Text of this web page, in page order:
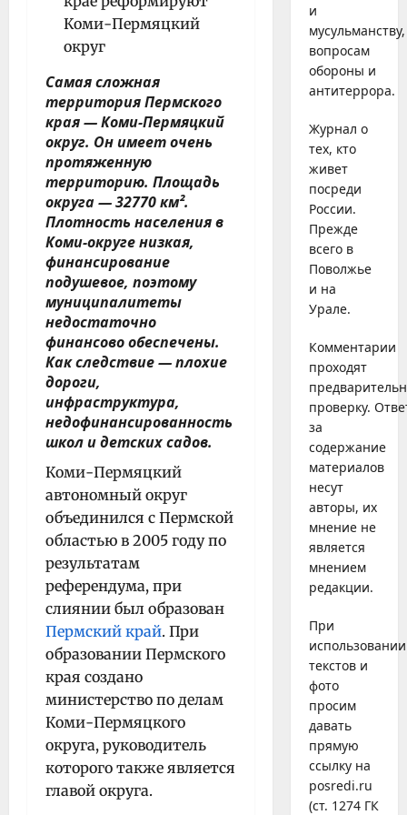
Самая сложная
территория Пермского
края — Коми-Пермяцкий
округ. Он имеет очень
протяженную
территорию. Площадь
округа — 32770 км².
Плотность населения в
Коми-округе низкая,
финансирование
подушевое, поэтому
муниципалитеты
недостаточно
финансово обеспечены.
Как следствие — плохие
дороги,
инфраструктура,
недофинансированность
школ и детских садов.
Коми-Пермяцкий
автономный округ
объединился с Пермской
областью в 2005 году по
результатам
референдума, при
слиянии был образован
Пермский край. При
образовании Пермского
края создано
министерство по делам
Коми-Пермяцкого
округа, руководитель
которого также является
главой округа.
и
мусульманству,
вопросам
обороны и
антитеррора.
Журнал о
тех, кто
живет
посреди
России.
Прежде
всего в
Поволжье
и на
Урале.
Комментарии
проходят
проверку.
за
содержание
материалов
несут
авторы, их
мнение не
является
мнением
редакции.
При
использовании
текстов и
фото
просим
давать
прямую
ссылку на
posredi.ru
(ст. 1274 ГК